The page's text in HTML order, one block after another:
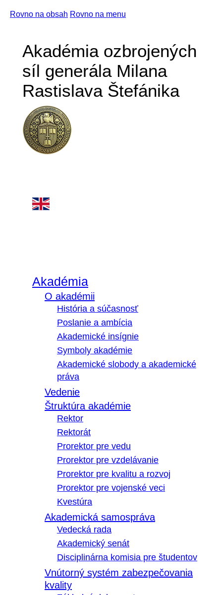
Rovno na obsah Rovno na menu
Akadémia ozbrojených
síl generála Milana
Rastislava Štefánika
Akadémia
O akadémii
História a súčasnosť
Poslanie a ambícia
Akademické insígnie
Symboly akadémie
Akademické slobody a akademické
práva
Vedenie
Štruktúra akadémie
Rektor
Rektorát
Prorektor pre vedu
Prorektor pre vzdelávanie
Prorektor pre kvalitu a rozvoj
Prorektor pre vojenské veci
Kvestúra
Akademická samospráva
Vedecká rada
Akademický senát
Disciplinárna komisia pre študentov
Vnútorný systém zabezpečovania
kvality